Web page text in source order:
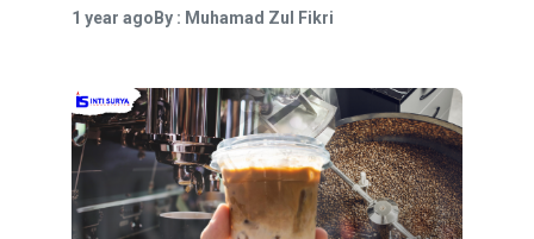
1 year ago By : Muhamad Zul Fikri